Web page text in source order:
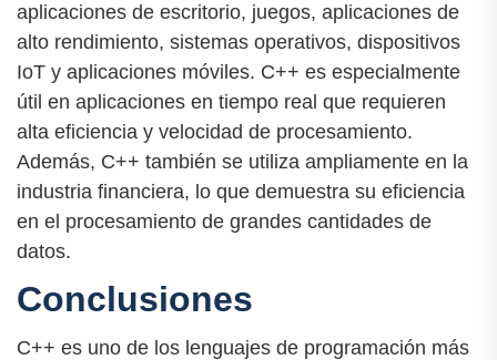
aplicaciones de escritorio, juegos, aplicaciones de
alto rendimiento, sistemas operativos, dispositivos
IoT y aplicaciones móviles. C++ es especialmente
útil en aplicaciones en tiempo real que requieren
alta eficiencia y velocidad de procesamiento.
Además, C++ también se utiliza ampliamente en la
industria financiera, lo que demuestra su eficiencia
en el procesamiento de grandes cantidades de
datos.
Conclusiones
C++ es uno de los lenguajes de programación más